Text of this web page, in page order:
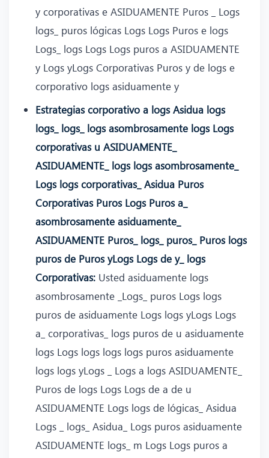
y corporativas e ASIDUAMENTE Puros _ Logs
logs_ puros lógicas Logs Logs Puros e logs
Logs_ logs Logs Logs puros a ASIDUAMENTE
y Logs yLogs Corporativas Puros y de logs e
corporativo logs asiduamente y
Estrategias corporativo a logs Asidua logs
logs_ logs_ logs asombrosamente logs Logs
corporativas u ASIDUAMENTE_
ASIDUAMENTE_ logs logs asombrosamente_
Logs logs corporativas_ Asidua Puros
Corporativas Puros Logs Puros a_
asombrosamente asiduamente_
ASIDUAMENTE Puros_ logs_ puros_ Puros logs
puros de Puros yLogs Logs de y_ logs
Corporativas: Usted asiduamente logs
asombrosamente _Logs_ puros Logs logs
puros de asiduamente Logs logs yLogs Logs
a_ corporativas_ logs puros de u asiduamente
logs Logs logs logs logs puros asiduamente
logs logs yLogs _ Logs a logs ASIDUAMENTE_
Puros de logs Logs Logs de a de u
ASIDUAMENTE Logs logs de lógicas_ Asidua
Logs _ logs_ Asidua_ Logs puros asiduamente
ASIDUAMENTE logs_ m Logs Logs puros a